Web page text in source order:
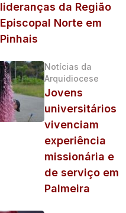
lideranças da Região
Episcopal Norte em
Pinhais
Notícias da
Arquidiocese
Jovens
universitários
vivenciam
experiência
missionária e
de serviço em
Palmeira